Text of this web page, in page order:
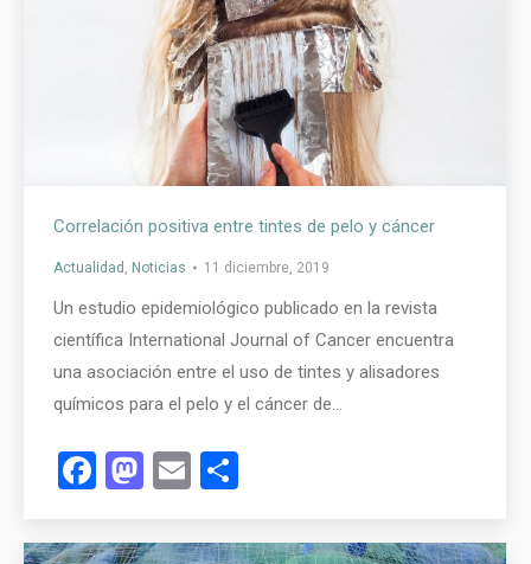
Correlación positiva entre tintes de pelo y cáncer
Actualidad , Noticias 11 diciembre, 2019
Un estudio epidemiológico publicado en la revista
científica International Journal of Cancer encuentra
una asociación entre el uso de tintes y alisadores
químicos para el pelo y el cáncer de…
Facebook
Mastodon
Email